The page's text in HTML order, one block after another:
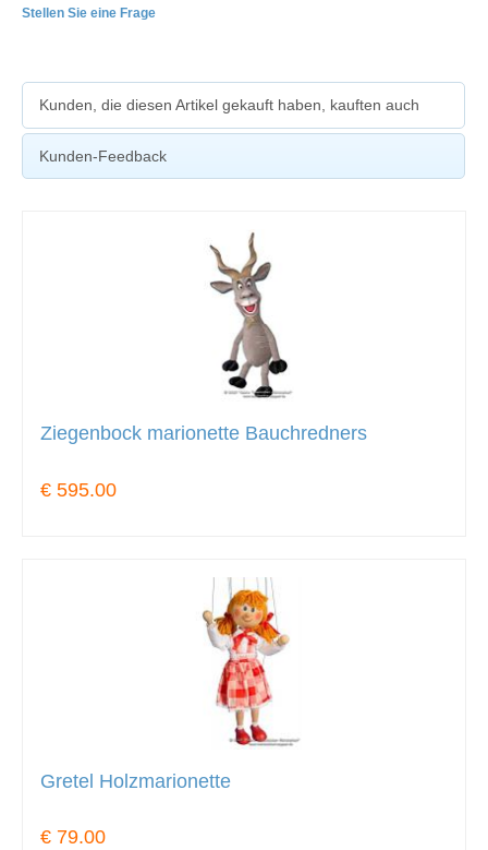
Stellen Sie eine Frage
Kunden, die diesen Artikel gekauft haben, kauften auch
Kunden-Feedback
Ziegenbock marionette Bauchredners
€ 595.00
Gretel Holzmarionette
€ 79.00